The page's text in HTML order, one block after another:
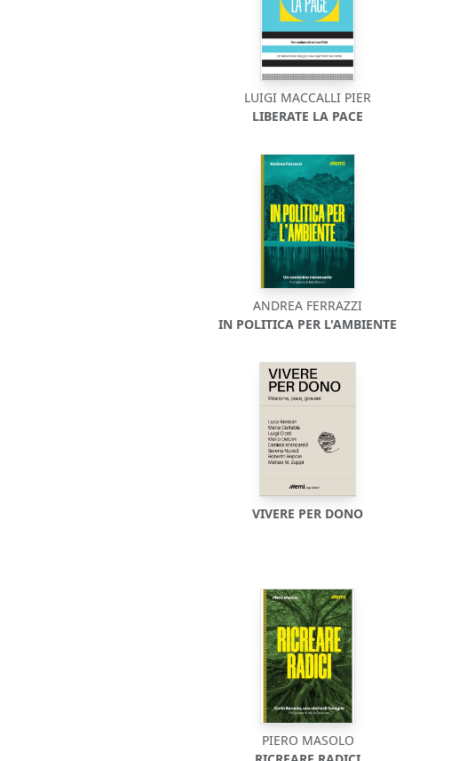
LUIGI MACCALLI PIER
LIBERATE LA PACE
ANDREA FERRAZZI
IN POLITICA PER L'AMBIENTE
VIVERE PER DONO
PIERO MASOLO